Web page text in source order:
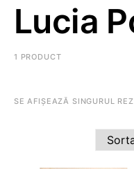
Lucia
1 PRODUCT
SE AFIȘEAZĂ SINGURUL